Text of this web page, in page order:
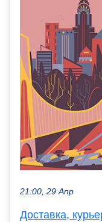
21:00, 29 Апр
Доставка,